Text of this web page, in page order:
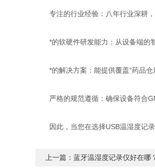
专注的行业经验：八年行业深耕，
*的软硬件研发能力：从设备端的智
*的解决方案：能提供覆盖“药品仓
严格的规范遵循：确保设备符合
因此，当您在选择USB温湿度记录
上一篇： 蓝牙温湿度记录仪好在哪